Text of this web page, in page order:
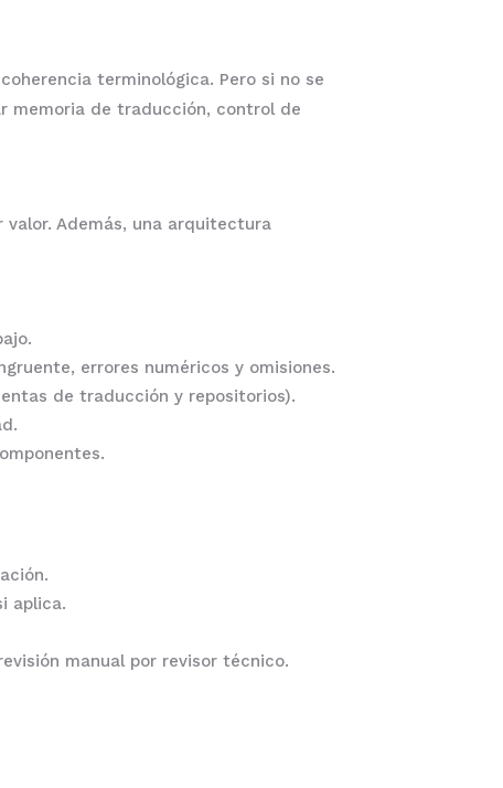
terminológica. Pero si no se
memoria de traducción, control de
Además, una arquitectura
errores numéricos y omisiones.
de traducción y repositorios).
aplica.
manual por revisor técnico.